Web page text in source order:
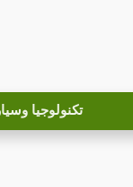
تكنولوجيا